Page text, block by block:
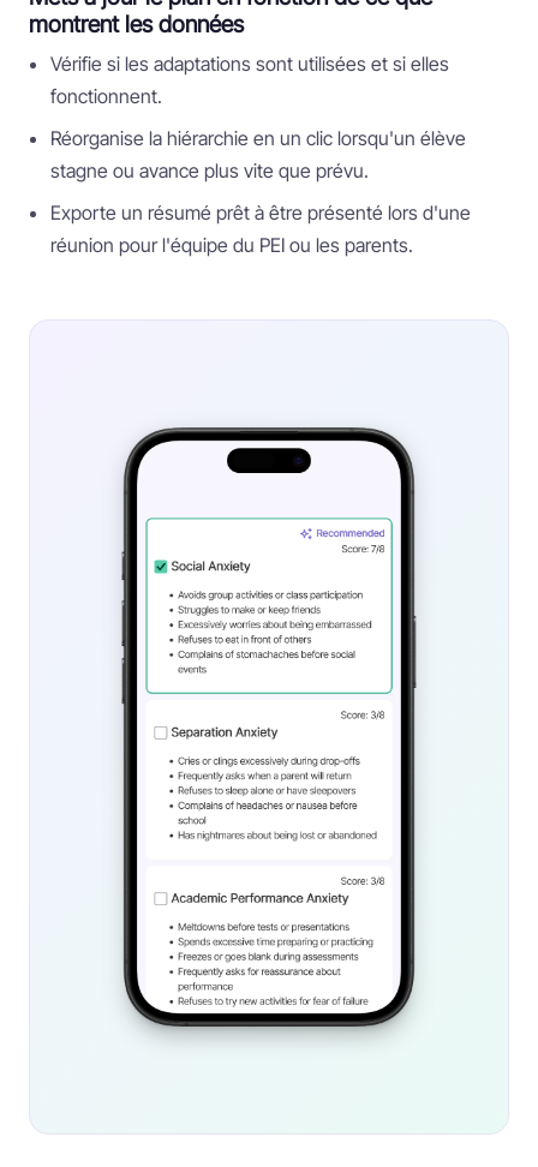
montrent les données
Vérifie si les adaptations sont utilisées et si elles
fonctionnent.
Réorganise la hiérarchie en un clic lorsqu'un élève
stagne ou avance plus vite que prévu.
Exporte un résumé prêt à être présenté lors d'une
réunion pour l'équipe du PEI ou les parents.